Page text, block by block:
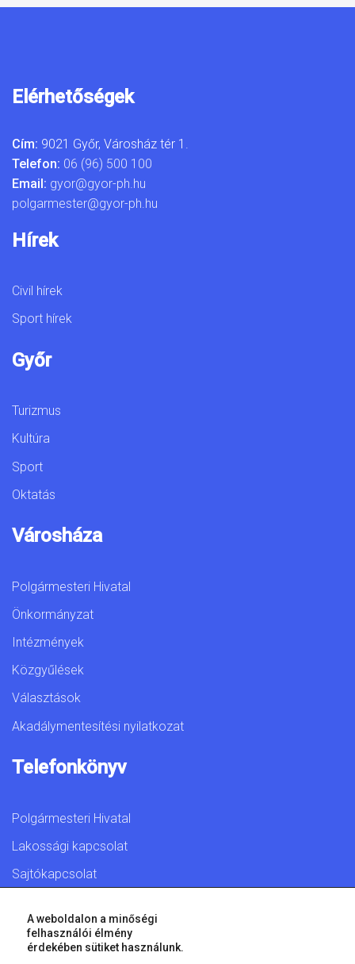
Elérhetőségek
Cím: 9021 Győr, Városház tér 1.
Telefon: 06 (96) 500 100
Email: gyor@gyor-ph.hu
polgarmester@gyor-ph.hu
Hírek
Civil hírek
Sport hírek
Győr
Turizmus
Kultúra
Sport
Oktatás
Városháza
Polgármesteri Hivatal
Önkormányzat
Intézmények
Közgyűlések
Választások
Akadálymentesítési nyilatkozat
Telefonkönyv
Polgármesteri Hivatal
Lakossági kapcsolat
Sajtókapcsolat
© 2026 Győr Megyei Jogú Város • Minden jog fenntartva!
A weboldalon a minőségi
felhasználói élmény
érdekében sütiket használunk.